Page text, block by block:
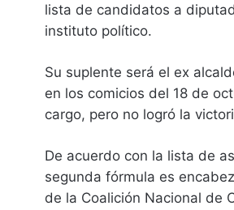
lista de candidatos a
instituto político.
Su suplente será el ex
en los comicios del 18 de
cargo, pero no logró la
De acuerdo con la lista de
segunda fórmula es
de la Coalición Nacional de